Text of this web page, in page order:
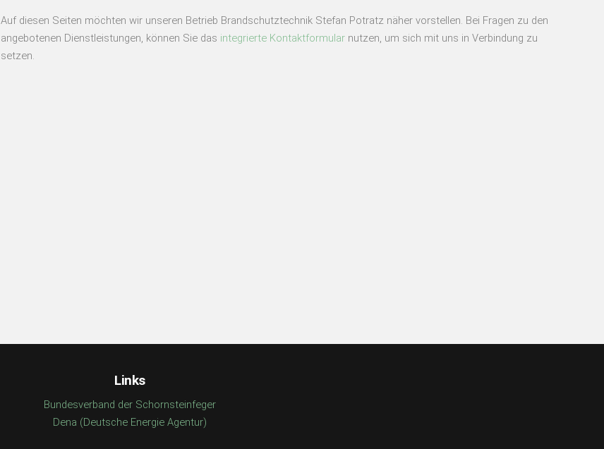
Auf diesen Seiten möchten wir unseren Betrieb Brandschutztechnik Stefan Potratz näher vorstellen. Bei Fragen zu den
angebotenen Dienstleistungen, können Sie das integrierte Kontaktformularnutzen, um sich mit uns in Verbindung zu
setzen.
Links
Bundesverband der Schornsteinfeger
Dena (Deutsche Energie Agentur)